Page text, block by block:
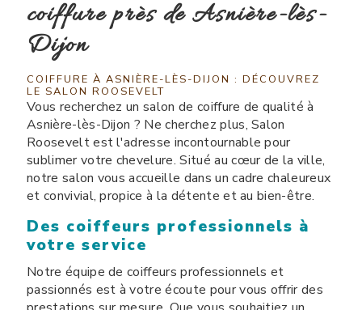
coiffure près de Asnière-lès-
Dijon
COIFFURE À ASNIÈRE-LÈS-DIJON : DÉCOUVREZ
LE SALON ROOSEVELT
Vous recherchez un salon de coiffure de qualité à
Asnière-lès-Dijon ? Ne cherchez plus, Salon
Roosevelt est l'adresse incontournable pour
sublimer votre chevelure. Situé au cœur de la ville,
notre salon vous accueille dans un cadre chaleureux
et convivial, propice à la détente et au bien-être.
Des coiffeurs professionnels à
votre service
Notre équipe de coiffeurs professionnels et
passionnés est à votre écoute pour vous offrir des